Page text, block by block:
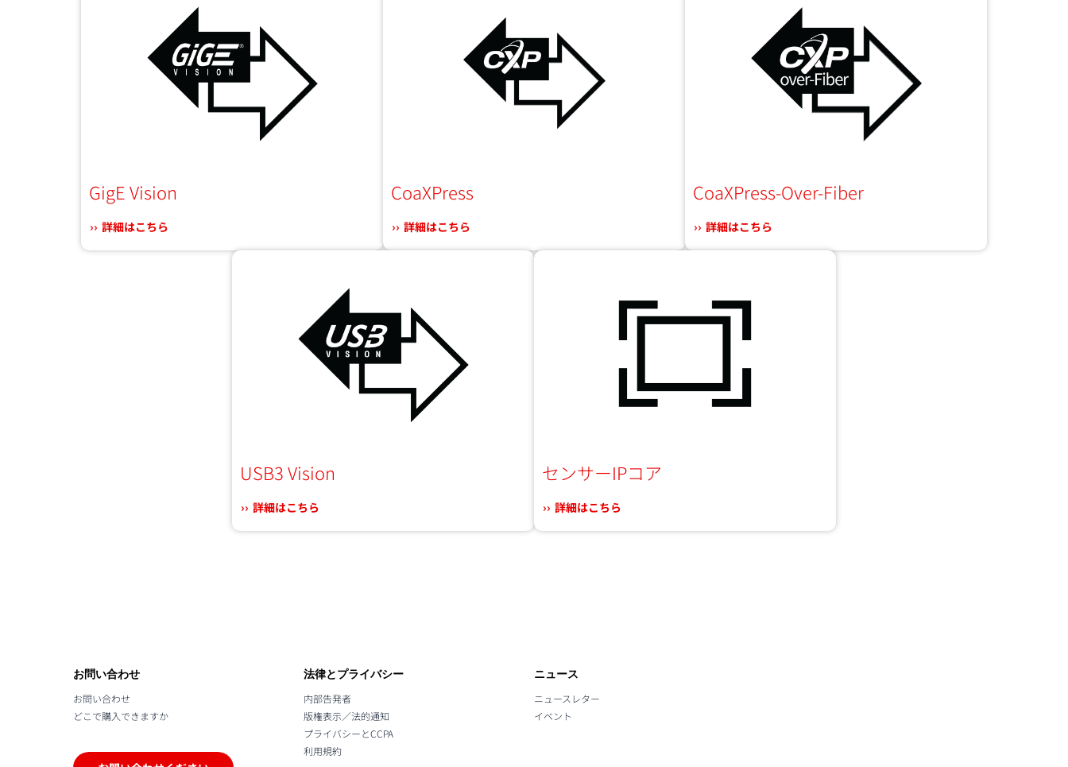
GigE Vision
詳細はこちら
CoaXPress
詳細はこちら
CoaXPress-Over-Fiber
詳細はこちら
USB3 Vision
詳細はこちら
センサーIPコア
詳細はこちら
お問い合わせ
お問い合わせ
どこで購入できますか
法律とプライバシー
内部告発者
版権表示／法的通知
プライバシーとCCPA
利用規約
ニュース
ニュースレター
イベント